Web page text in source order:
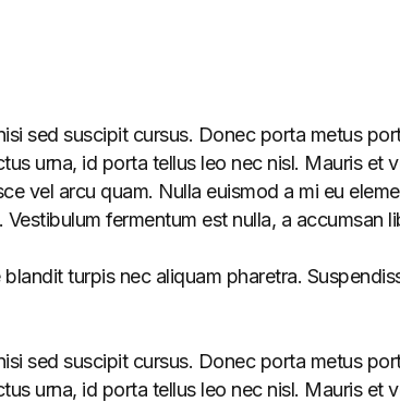
sed suscipit cursus. Donec porta metus
urna, id porta tellus leo nec nisl. Mauris et
vel arcu quam. Nulla euismod a mi eu
fermentum est nulla, a accumsan
turpis nec aliquam pharetra.
sed suscipit cursus. Donec porta metus
urna, id porta tellus leo nec nisl. Mauris et